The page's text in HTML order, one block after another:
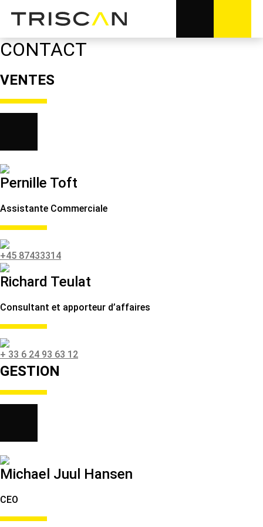
CONTACT
VENTES
Pernille Toft
Assistante Commerciale
+45 87433314
Richard Teulat
Consultant et apporteur d’affaires
+ 33 6 24 93 63 12
GESTION
Michael Juul Hansen
CEO